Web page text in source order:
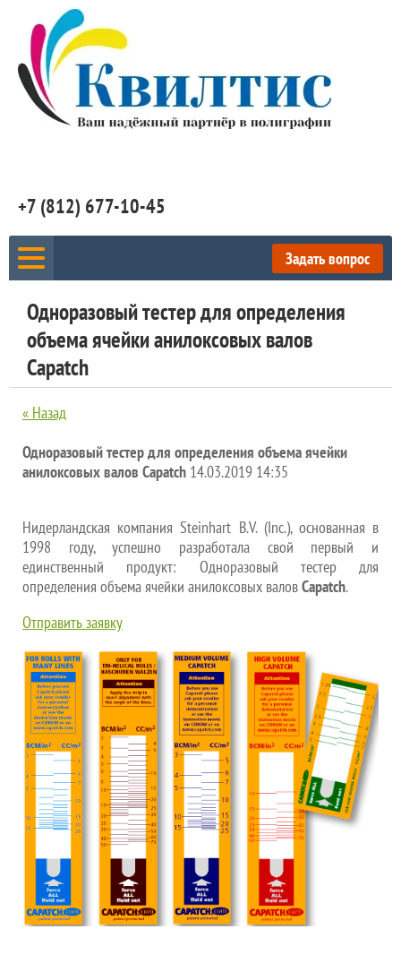
+7 (812) 677-10-45
Задать вопрос
Одноразовый тестер для определения
объема ячейки анилоксовых валов
Capatch
« Назад
Одноразовый тестер для определения объема ячейки
анилоксовых валов Capatch 14.03.2019 14:35
Нидерландская компания Steinhart B.V. (Inc.), основанная в
1998 году, успешно разработала свой первый и
единственный продукт: Одноразовый тестер для
определения объема ячейки анилоксовых валовCapatch.
Отправить заявку